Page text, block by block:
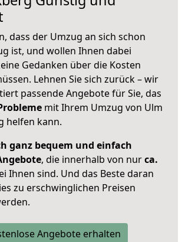
dass der Umzug an sich schon
ist, und wollen Ihnen dabei
Gedanken über die Kosten
Lehnen Sie sich zurück – wir
passende Angebote für Sie, das
mit Ihrem Umzug von Ulm
helfen kann.
ganz bequem und einfach
, die innerhalb von nurca.
Ihnen sind. Und das Beste daran
zu erschwinglichen Preisen
Angebote erhalten